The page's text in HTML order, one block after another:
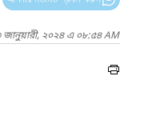
জানুয়ারী, ২০২৪ এ ০৮:৫৪ AM